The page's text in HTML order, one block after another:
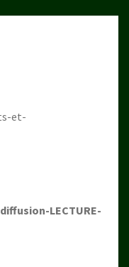
et-
LECTURE-